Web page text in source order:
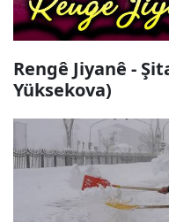
Rengê Jiyanê -
Yüksekova)